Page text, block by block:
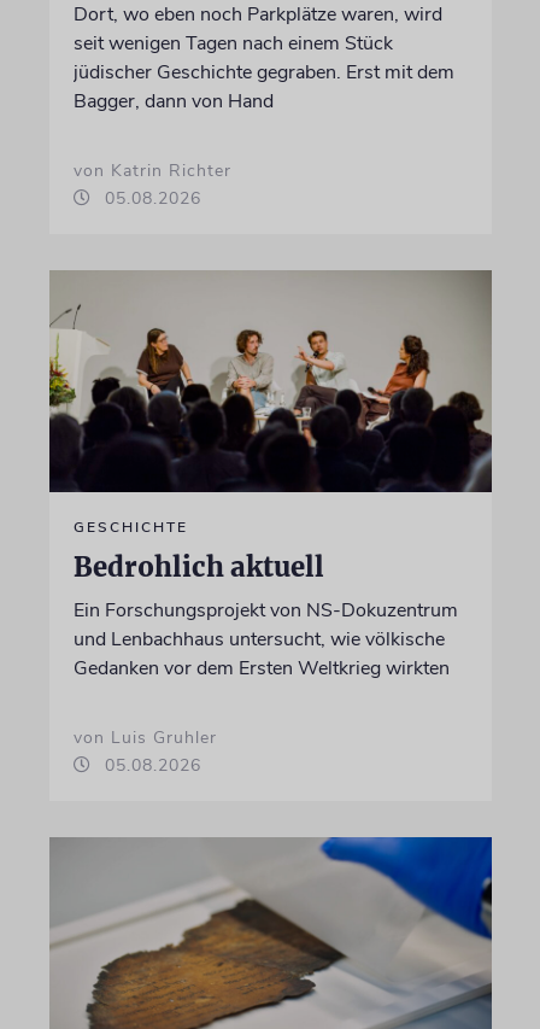
Dort, wo eben noch Parkplätze waren, wird
seit wenigen Tagen nach einem Stück
jüdischer Geschichte gegraben. Erst mit dem
Bagger, dann von Hand
von Katrin Richter
05.08.2026
GESCHICHTE
Bedrohlich aktuell
Ein Forschungsprojekt von NS-Dokuzentrum
und Lenbachhaus untersucht, wie völkische
Gedanken vor dem Ersten Weltkrieg wirkten
von Luis Gruhler
05.08.2026